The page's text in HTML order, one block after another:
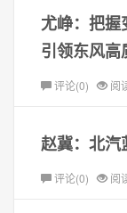
尤峥：把
引领东风高
评论(0) 阅
赵冀：北汽
评论(0) 阅